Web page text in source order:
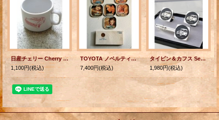
日産チェリー Cherry Mates マグカップ
1,100円(税込)
TOYOTA ノベルティーグッズ CORONA SERIES COASTER (コロナの歴史) ティンドリンクコースター 6枚セット 箱付
7,400円(税込)
タイピン＆カフス Set DATSUN ダットサン
1,980円(税込)